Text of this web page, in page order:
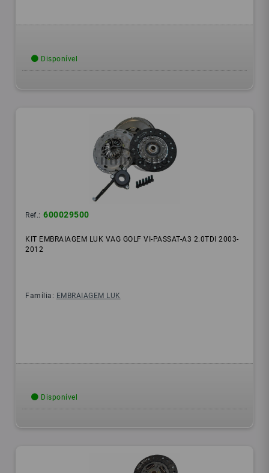
Disponível
Ref.: 600029500
KIT EMBRAIAGEM LUK VAG GOLF VI-PASSAT-A3 2.0TDI 2003-
2012
Família: EMBRAIAGEM LUK
Disponível